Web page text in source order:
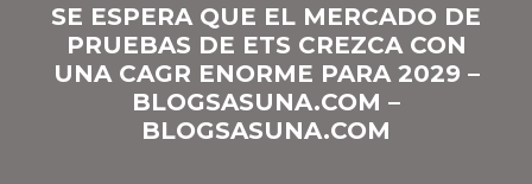
SE ESPERA QUE EL MERCADO DE
PRUEBAS DE ETS CREZCA CON
UNA CAGR ENORME PARA 2029 –
BLOGSASUNA.COM –
BLOGSASUNA.COM